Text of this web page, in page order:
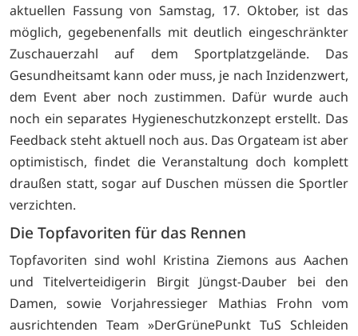
aktuellen Fassung von Samstag, 17. Oktober, ist das
möglich, gegebenenfalls mit deutlich eingeschränkter
Zuschauerzahl auf dem Sportplatzgelände. Das
Gesundheitsamt kann oder muss, je nach Inzidenzwert,
dem Event aber noch zustimmen. Dafür wurde auch
noch ein separates Hygieneschutzkonzept erstellt. Das
Feedback steht aktuell noch aus. Das Orgateam ist aber
optimistisch, findet die Veranstaltung doch komplett
draußen statt, sogar auf Duschen müssen die Sportler
verzichten.
Die Topfavoriten für das Rennen
Topfavoriten sind wohl Kristina Ziemons aus Aachen
und Titelverteidigerin Birgit Jüngst-Dauber bei den
Damen, sowie Vorjahressieger Mathias Frohn vom
ausrichtenden Team »DerGrünePunkt TuS Schleiden